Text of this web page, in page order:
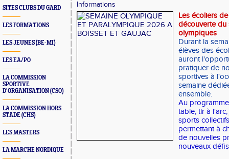
SITES CLUBS DU GARD
LES FORMATIONS
LES JEUNES (BE-MI)
LES EA/PO
LA COMMISSION
SPORTIVE
D'ORGANISATION (CSO)
LA COMMISSION HORS
STADE (CHS)
LES MASTERS
LA MARCHE NORDIQUE
Informations
Les écoliers
découverte du
olympiques
Durant la
élèves des
auront
pratiquer de
sportives à
semaine
ensemble.
Au
table, tir à
sports
permettant à
de nouvelles
nouveaux